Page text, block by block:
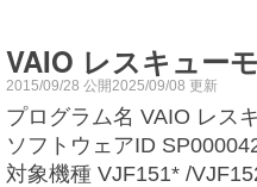
VAIO レスキュー
2015/09/28 公開2025/09/08 更新
プログラム名 VAIO レス
ソフトウェアID
対象機種 VJF151* /